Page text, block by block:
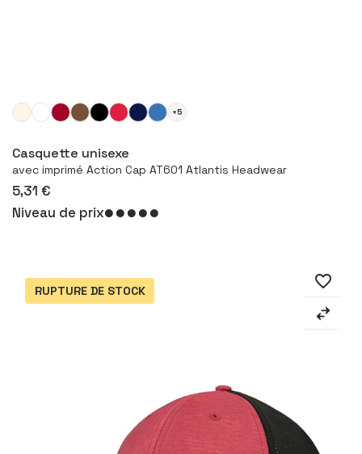
Configurer le produit
+5
Casquette unisexe
avec imprimé Action Cap AT601 Atlantis Headwear
5,31 €
Niveau de prix
favorite_border
RUPTURE DE STOCK